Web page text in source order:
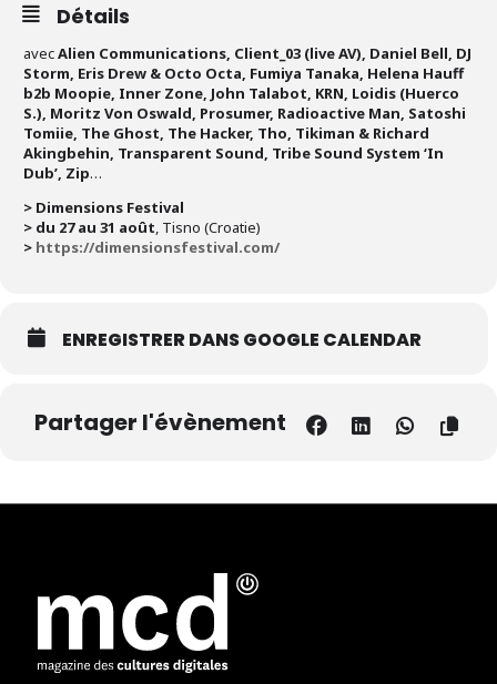
Détails
avecAlien Communications, Client_03 (live AV), Daniel Bell, DJ
Storm, Eris Drew & Octo Octa, Fumiya Tanaka, Helena Hauff
b2b Moopie, Inner Zone, John Talabot, KRN, Loidis (Huerco
S.), Moritz Von Oswald, Prosumer, Radioactive Man, Satoshi
Tomiie, The Ghost, The Hacker, Tho, Tikiman & Richard
Akingbehin, Transparent Sound, Tribe Sound System ‘In
Dub’, Zip…
> Dimensions Festival
> du 27 au 31 août, Tisno (Croatie)
> https://dimensionsfestival.com/
ENREGISTRER DANS GOOGLE CALENDAR
Partager l'évènement